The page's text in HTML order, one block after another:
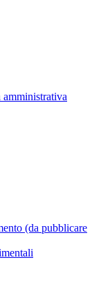
(da pubblicare